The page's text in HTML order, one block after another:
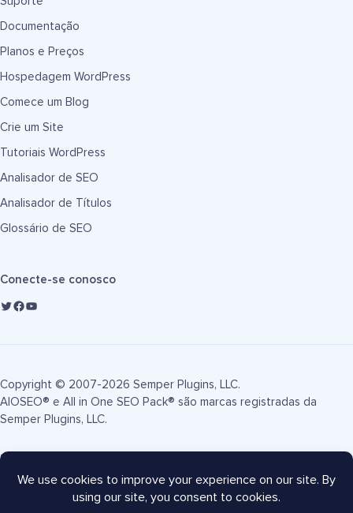
Documentação
Planos e Preços
Hospedagem WordPress
Comece um Blog
Crie um Site
Tutoriais WordPress
Analisador de SEO
Analisador de Títulos
Glossário de SEO
Conecte-se conosco
Copyright © 2007-2026 Semper Plugins, LLC.
AIOSEO® e All in One SEO Pack® são marcas registradas da
Semper Plugins, LLC.
Termos de Serviço
Mapa do site
Cupom AIOSEO